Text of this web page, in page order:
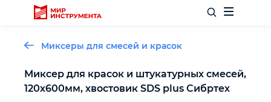
Отделочный инструмент
Миксеры для смесей и красок
Миксер для красок и штукатурных смесей,
120х600мм, хвостовик SDS plus Сибртех